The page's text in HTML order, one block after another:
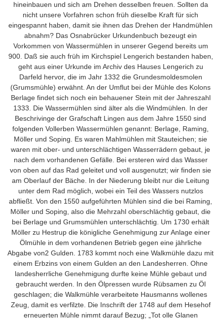
hineinbauen und sich am Drehen desselben freuen. Sollten da
nicht unsere Vorfahren schon früh dieselbe Kraft für sich
eingespannt haben, damit sie ihnen das Drehen der Handmühlen
abnahm? Das Osnabrücker Urkundenbuch bezeugt ein
Vorkommen von Wassermühlen in unserer Gegend bereits um
900. Daß sie auch früh im Kirchspiel Lengerich bestanden haben,
geht aus einer Urkunde im Archiv des Hauses Lengerich zu
Darfeld hervor, die im Jahr 1332 die Grundesmoldesmolen
(Grumsmühle) erwähnt. An der Umflut bei der Mühle des Kolons
Berlage findet sich noch ein behauener Stein mit der Jahreszahl
1333. Die Wassermühlen sind älter als die Windmühlen. In der
Beschrivinge der Grafschaft Lingen aus dem Jahre 1550 sind
folgenden Vollerben Wassermühlen genannt: Berlage, Raming,
Möller und Soping. Es waren Mahlmühlen mit Stauteichen; sie
waren mit ober- und unterschlächtigen Wasserrädern gebaut, je
nach dem vorhandenen Gefälle. Bei ersteren wird das Wasser
von oben auf das Rad geleitet und voll ausgenutzt; wir finden sie
am Oberlauf der Bäche. In der Niederung bleibt nur die Leitung
unter dem Rad möglich, wobei ein Teil des Wassers nutzlos
abfließt. Von den 1550 aufgeführten Mühlen sind die bei Raming,
Möller und Soping, also die Mehrzahl oberschlächtig gebaut, die
bei Berlage und Grumsmühlen unterschlächtig. Um 1730 erhält
Möller zu Hestrup die königliche Genehmigung zur Anlage einer
Ölmühle in dem vorhandenen Betrieb gegen eine jährliche
Abgabe von2 Gulden. 1783 kommt noch eine Walkmühle dazu mit
einem Erbzins von einem Gulden an den Landesherren. Ohne
landesherrliche Genehmigung durfte keine Mühle gebaut und
gebraucht werden. In den Ölpressen wurde Rübsamen zu Öl
geschlagen; die Walkmühle verarbeitete Hausmanns wollenes
Zeug, damit es verfilzte. Die Inschrift der 1748 auf dem Hesehof
erneuerten Mühle nimmt darauf Bezug; „Tot olle Glanen